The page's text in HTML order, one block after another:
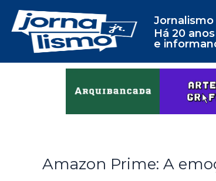
Jornalismo
Há 20
e
Amazon Prime: A